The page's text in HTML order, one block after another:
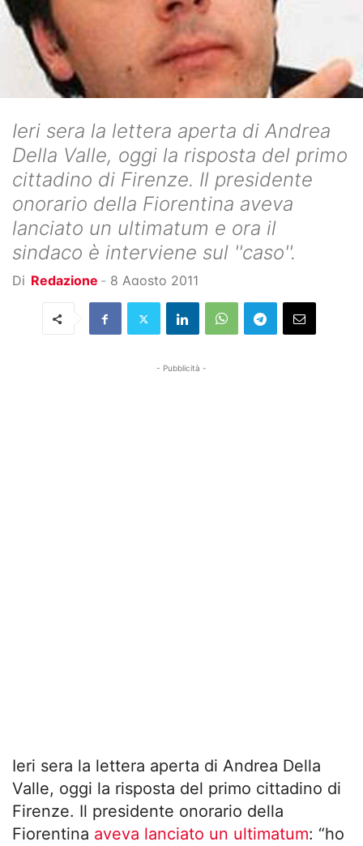
Ieri sera la lettera aperta di Andrea
Della Valle, oggi la risposta del primo
cittadino di Firenze. Il presidente
onorario della Fiorentina aveva
lanciato un ultimatum e ora il
sindaco è interviene sul ''caso''.
Di Redazione - 8 Agosto 2011
- Pubblicità -
Ieri sera la lettera aperta di Andrea Della
Valle, oggi la risposta del primo cittadino di
Firenze. Il presidente onorario della
Fiorentina aveva lanciato un ultimatum: “ho